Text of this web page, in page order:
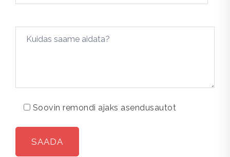
Soovin remondi ajaks asendusautot